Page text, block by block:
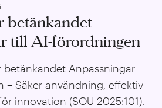
betänkandet
till AI-förordningen
betänkandet Anpassningar
– Säker användning, effektiv
innovation (SOU 2025:101).